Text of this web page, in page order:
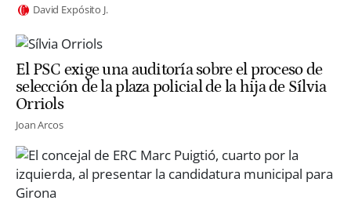
David Expósito J.
El PSC exige una auditoría sobre el proceso de
selección de la plaza policial de la hija de Sílvia
Orriols
Joan Arcos